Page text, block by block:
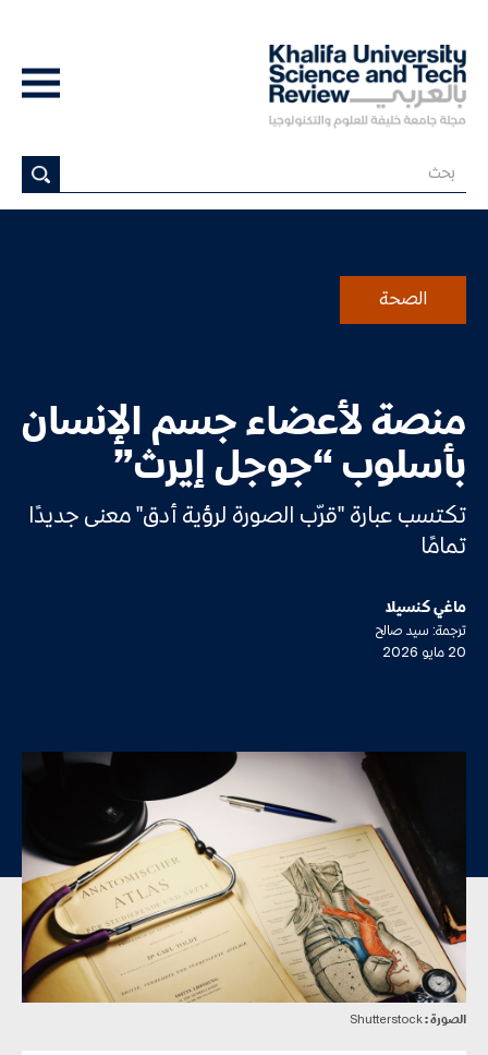
الصحة
منصة لأعضاء جسم الإنسان
بأسلوب “جوجل إيرث”
تكتسب عبارة "قرّب الصورة لرؤية أدق" معنى جديدًا
تمامًا
ماغي كنسيلا
ترجمة: سيد صالح
20 مايو 2026
الصورة :Shutterstock